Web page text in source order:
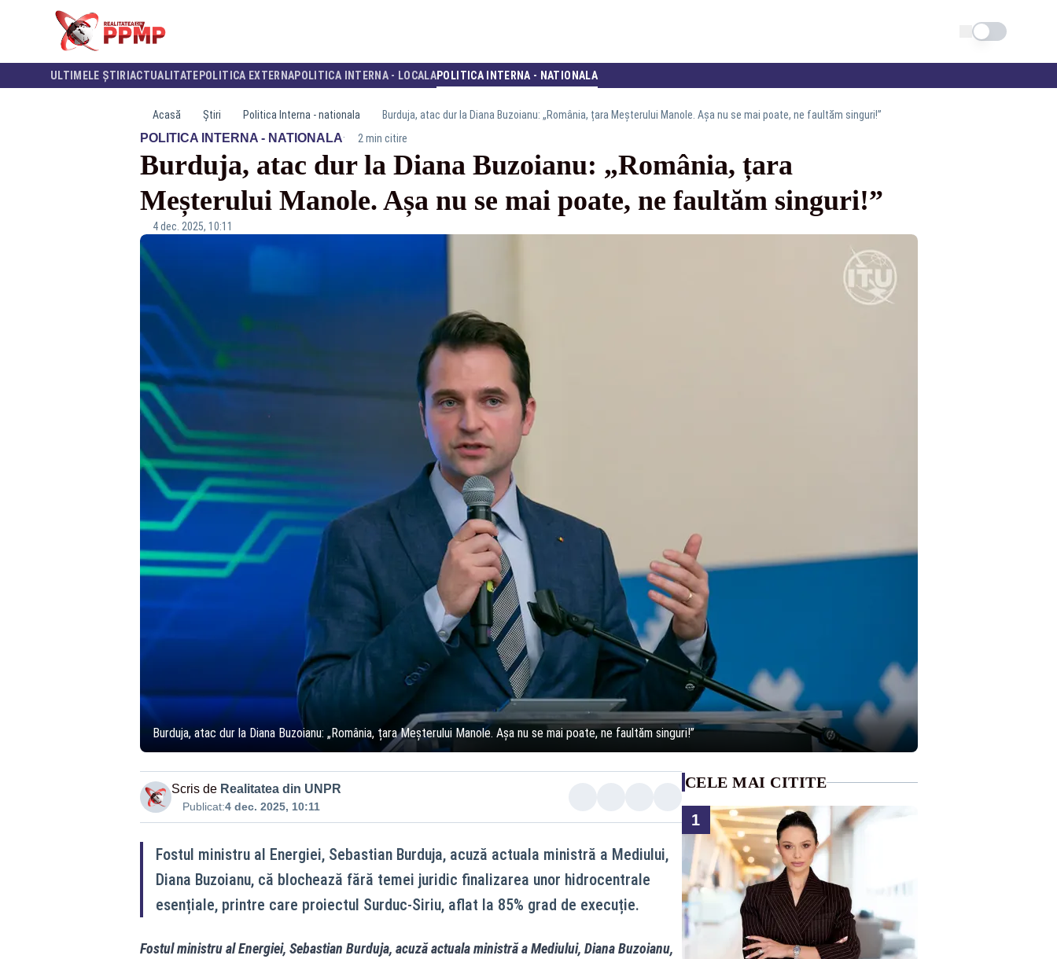
Schimba tema
ULTIMELE ȘTIRI ACTUALITATE POLITICA EXTERNAPOLITICA INTERNA - LOCALAPOLITICA INTERNA - NATIONALA
Acasă Știri Politica Interna - nationala Burduja, atac dur la Diana Buzoianu: „România, țara Meșterului Manole. Așa nu se mai poate, ne faultăm singuri!”
POLITICA INTERNA - NATIONALA· 2 min citire
Burduja, atac dur la Diana Buzoianu: „România, țara
Meșterului Manole. Așa nu se mai poate, ne faultăm singuri!”
4 dec. 2025, 10:11
Burduja, atac dur la Diana Buzoianu: „România, țara Meșterului Manole. Așa nu se mai poate, ne faultăm singuri!”
Scris de Realitatea din UNPR
Publicat:4 dec. 2025, 10:11
Fostul ministru al Energiei, Sebastian Burduja, acuză actuala ministră a Mediului,
Diana Buzoianu, că blochează fără temei juridic finalizarea unor hidrocentrale
esențiale, printre care proiectul Surduc-Siriu, aflat la 85% grad de execuție.
Fostul ministru al Energiei, Sebastian Burduja, acuză actuala ministră a Mediului, Diana Buzoianu,
CELE MAI CITITE
1